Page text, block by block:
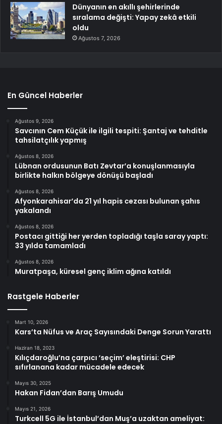
Dünyanın en akıllı şehirlerinde
sıralama değişti: Yapay zekâ etkili
oldu
Ağustos 7, 2026
En Güncel Haberler
Ağustos 9, 2026
Savcının Cem Küçük ile ilgili tespiti: Şantaj ve tehditle
tahsilatçılık yapmış
Ağustos 8, 2026
Lübnan ordusunun Batı Zevtar’a konuşlanmasıyla
birlikte halkın bölgeye dönüşü başladı
Ağustos 8, 2026
Afyonkarahisar’da 21 yıl hapis cezası bulunan şahıs
yakalandı
Ağustos 8, 2026
Postacı gittiği her yerden topladığı taşla saray yaptı:
33 yılda tamamladı
Ağustos 8, 2026
Muratpaşa, küresel genç iklim ağına katıldı
Rastgele Haberler
Mart 10, 2026
Kars’ta Nüfus ve Araç Sayısındaki Denge Sorun Yarattı
Haziran 18, 2023
Kılıçdaroğlu’na çarpıcı ‘seçim’ eleştirisi: CHP
sıfırlanana kadar mücadele edecek
Mayıs 30, 2025
Hakan Fidan’dan Barış Umudu
Mayıs 21, 2026
Turkcell 5G ile İstanbul’dan Muş’a uzaktan ameliyat: